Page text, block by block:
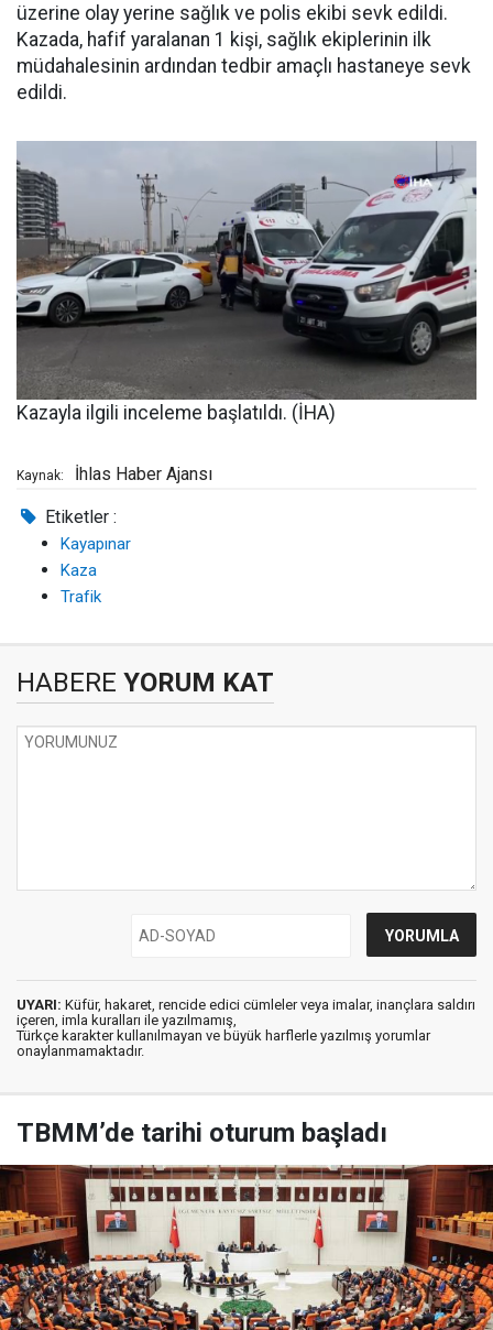
üzerine olay yerine sağlık ve polis ekibi sevk edildi.
Kazada, hafif yaralanan 1 kişi, sağlık ekiplerinin ilk
müdahalesinin ardından tedbir amaçlı hastaneye sevk
edildi.
Kazayla ilgili inceleme başlatıldı. (İHA)
Kaynak: İhlas Haber Ajansı
Etiketler :
Kayapınar
Kaza
Trafik
HABERE YORUM KAT
UYARI: Küfür, hakaret, rencide edici cümleler veya imalar, inançlara saldırı
içeren, imla kuralları ile yazılmamış,
Türkçe karakter kullanılmayan ve büyük harflerle yazılmış yorumlar
onaylanmamaktadır.
TBMM’de tarihi oturum başladı